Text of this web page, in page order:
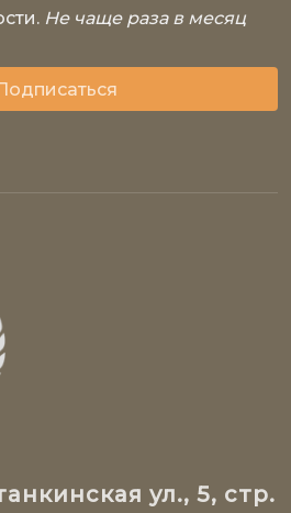
Не чаще раза в месяц
ул., 5, стр.